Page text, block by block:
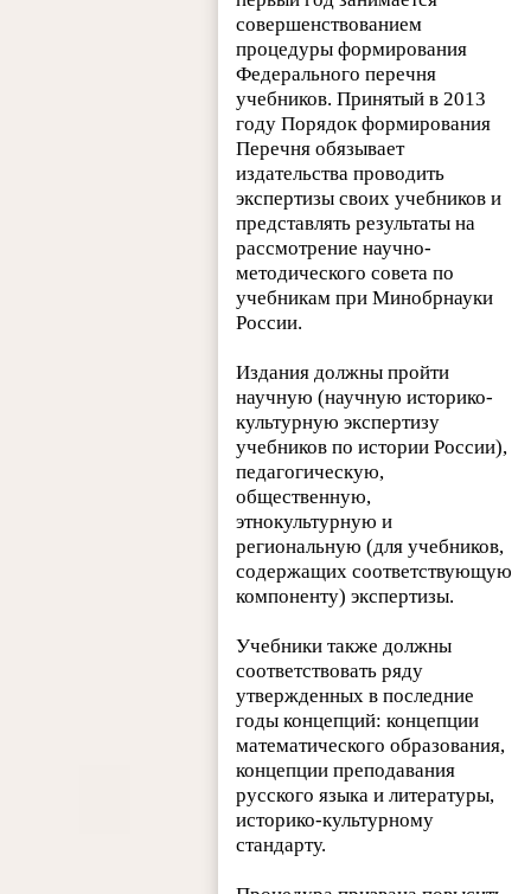
совершенствованием
процедуры формирования
Федерального перечня
учебников. Принятый в 2013
году Порядок формирования
Перечня обязывает
издательства проводить
экспертизы своих учебников и
представлять результаты на
рассмотрение научно-
методического совета по
учебникам при Минобрнауки
России.
Издания должны пройти
научную (научную историко-
культурную экспертизу
учебников по истории России),
педагогическую,
общественную,
этнокультурную и
региональную (для учебников,
содержащих соответствующую
компоненту) экспертизы.
Учебники также должны
соответствовать ряду
утвержденных в последние
годы концепций: концепции
математического образования,
концепции преподавания
русского языка и литературы,
историко-культурному
стандарту.